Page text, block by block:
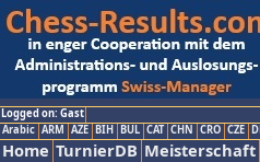
Logged on: Gast
Arabic ARM AZE BIH BUL CAT CHN CRO CZE
Home TurnierDB Meisterschaft